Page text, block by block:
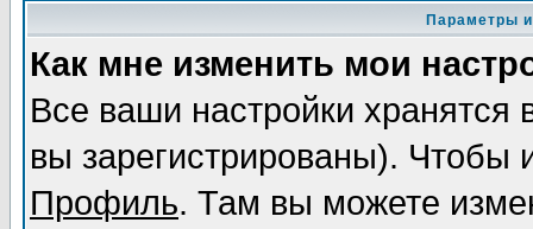
Параметры
Как мне изменить мои
Все ваши настройки хранятся
вы зарегистрированы). Чтобы
Профиль. Там вы можете